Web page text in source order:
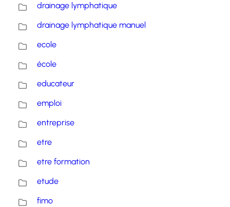
drainage lymphatique
drainage lymphatique manuel
ecole
école
educateur
emploi
entreprise
etre
etre formation
etude
fimo